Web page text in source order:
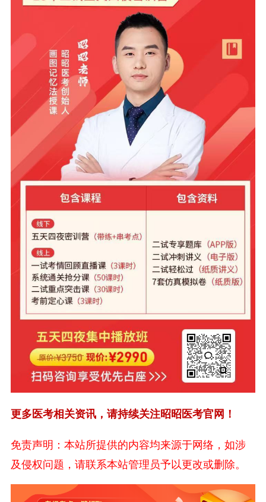
更多医考相关资讯，请持续关注昭昭医考官网！
免责声明：本站所提供的内容均来源于网络，如涉
及侵权问题，请联系本站管理员予以更改或删除。